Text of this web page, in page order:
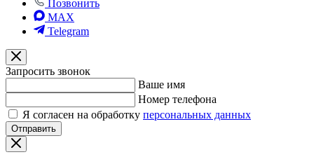
Позвонить
MAX
Telegram
Запросить звонок
Ваше имя
Номер телефона
Я согласен на обработку персональных данных
Отправить